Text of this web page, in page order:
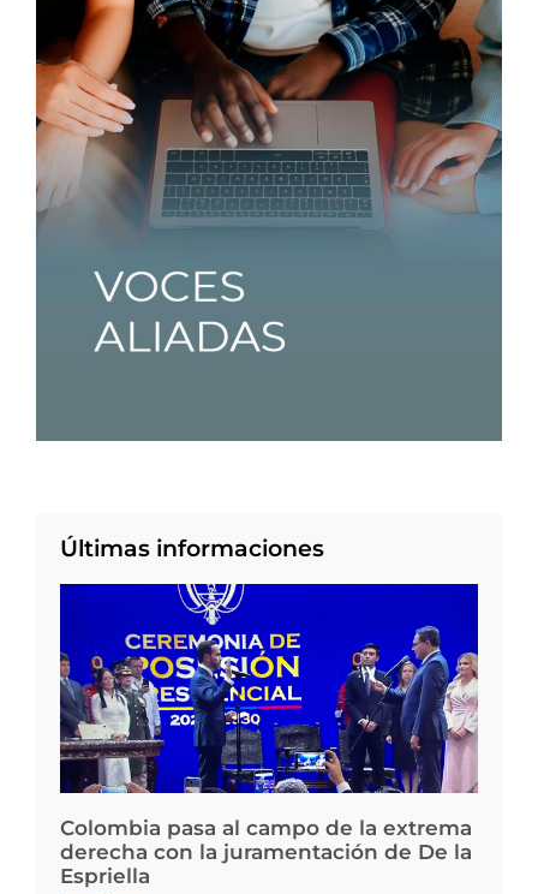
Últimas informaciones
Colombia pasa al campo de la extrema
derecha con la juramentación de De la
Espriella